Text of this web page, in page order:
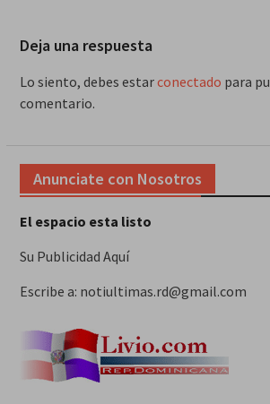
Deja una respuesta
Lo siento, debes estarconectado para
comentario.
Anunciate con Nosotros
El espacio esta listo
Su Publicidad Aquí
Escribe a: notiultimas.rd@gmail.com